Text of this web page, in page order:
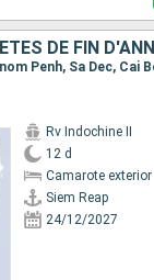
Rv Indochine II
12 d
Camarote exterior
Siem Reap
24/12/2027